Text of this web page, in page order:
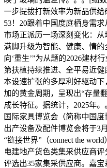
一步提拔打新效率为新品供给
53！20跟着中国度庭栖身需
市场正派历一场深刻变化：
满脚升级为智能、健康、情
向‘重生’”为从题的2026建材
第扶植持续推进、全平易近
本设速扩张的多厚利好驱动
加的黄金周期，呈现出“存量
成长特征。据统计，2025年
国际家具博览会（简称中国
出产设备及配件博览会将于3
“链接世界”（connect the
电建地产货色类集采供应商
评选出35家集采供应商。嘉